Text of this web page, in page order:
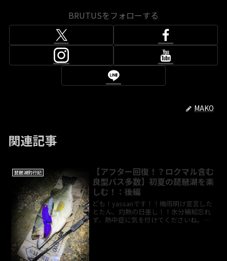
BRUTUSをフォローする
MAKO
関連記事
琵琶湖釣行記
【アフター回復！？ロクマル含む
良型バス多数】初夏の琵琶湖を楽
しむ！：後編
ども！yassanです！！梅雨明け宣言した
とたん、灼熱の日差し！！水分補給忘れ
ず、熱中症に気を付けてくださいね。さ